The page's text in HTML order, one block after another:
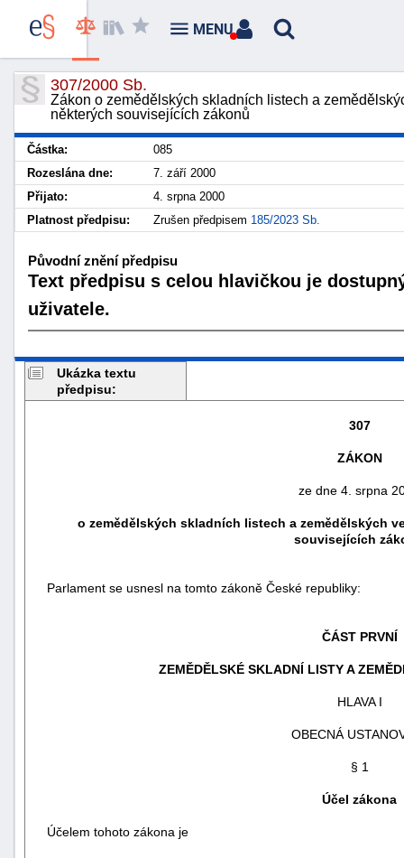
307/2000 Sb.
Zákon o zemědělských skladních listech a
některých souvisejících zákonů
Částka:
085
Rozeslána dne:
7. září 2000
Přijato:
4. srpna 2000
Platnost předpisu:
Zrušen předpisem 185/2023 Sb.
Původní znění předpisu
Text předpisu s celou hlavičkou je
uživatele.
Ukázka textu
předpisu:
307
ZÁKON
ze dne 4. srpna
o zemědělských skladních listech a zemědělských
souvisejících
Parlament se usnesl na tomto zákoně České republiky:
ČÁST PRVNÍ
ZEMĚDĚLSKÉ SKLADNÍ LISTY A
HLAVA I
OBECNÁ
§ 1
Účel zákona
Účelem tohoto zákona je
MENU
náhrady